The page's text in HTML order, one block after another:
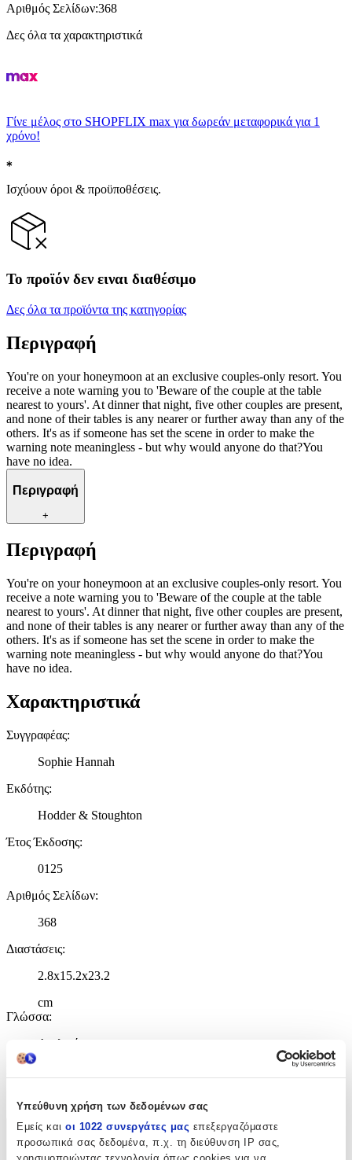
Υπεύθυνη χρήση των δεδομένων σας
Εμείς και οι 1022 συνεργάτες μας επεξεργαζόμαστε
προσωπικά σας δεδομένα, π.χ. τη διεύθυνση IP σας,
Αριθμός Σελίδων:368
Δες όλα τα χαρακτηριστικά
Γίνε μέλος στο SHOPFLIX max για δωρεάν μεταφορικά για 1
χρόνο!
Ισχύουν όροι & προϋποθέσεις.
Το προϊόν δεν ειναι διαθέσιμο
Δες όλα τα προϊόντα της κατηγορίας
Περιγραφή
You're on your honeymoon at an exclusive couples-only resort. You
receive a note warning you to 'Beware of the couple at the table
nearest to yours'. At dinner that night, five other couples are present,
and none of their tables is any nearer or further away than any of the
others. It's as if someone has set the scene in order to make the
warning note meaningless - but why would anyone do that?You
have no idea.
Περιγραφή
+
Περιγραφή
You're on your honeymoon at an exclusive couples-only resort. You
receive a note warning you to 'Beware of the couple at the table
nearest to yours'. At dinner that night, five other couples are present,
and none of their tables is any nearer or further away than any of the
others. It's as if someone has set the scene in order to make the
warning note meaningless - but why would anyone do that?You
have no idea.
Χαρακτηριστικά
Συγγραφέας:
Sophie Hannah
Εκδότης:
Hodder & Stoughton
Έτος Έκδοσης:
0125
Αριθμός Σελίδων:
368
Διαστάσεις:
2.8x15.2x23.2
cm
Γλώσσα:
Αγγλικά
Χαρακτηριστικά